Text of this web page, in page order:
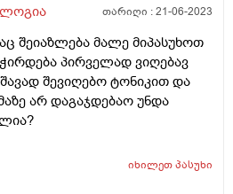
რა გავაკეთო.
თარიღი :21-06-2023
შეიაზლება მალე მიპასუხოთ
პირველად ვიღებავ
შევიღებო ტონიკით და
არ დაგაჯდებაო უნდა
იხილეთპასუხი